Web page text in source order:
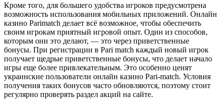
Кроме того, для большего удобства игроков предусмотрена
возможность использования мобильных приложений. Онлайн
казино Parimatch делает всё возможное, чтобы обеспечить
своим игрокам приятный игровой опыт. Один из способов,
которым они это делают, — это через приветственные
бонусы. При регистрации в Pari match каждый новый игрок
получает щедрые приветственные бонусы, что делает начало
игры еще более привлекательным. Это особенно ценят
украинские пользователи онлайн казино Pari-match. Условия
получения таких бонусов часто обновляются, поэтому стоит
регулярно проверять раздел акций на сайте.